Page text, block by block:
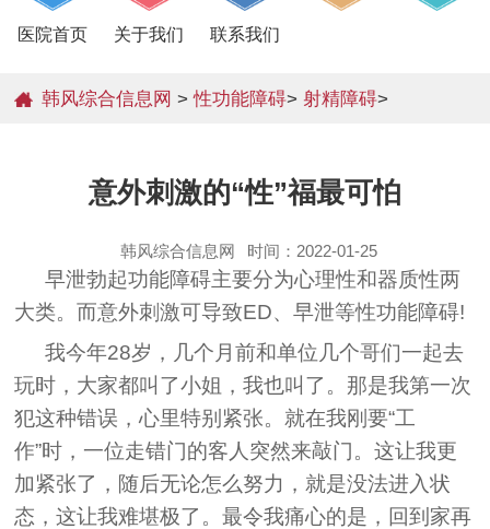
医院首页 关于我们 联系我们
韩风综合信息网 >性功能障碍>射精障碍>
意外刺激的“性”福最可怕
韩风综合信息网 时间：2022-01-25
早泄勃起功能障碍主要分为心理性和器质性两
大类。而意外刺激可导致ED、早泄等性功能障碍!
我今年28岁，几个月前和单位几个哥们一起去
玩时，大家都叫了小姐，我也叫了。那是我第一次
犯这种错误，心里特别紧张。就在我刚要“工
作”时，一位走错门的客人突然来敲门。这让我更
加紧张了，随后无论怎么努力，就是没法进入状
态，这让我难堪极了。最令我痛心的是，回到家再